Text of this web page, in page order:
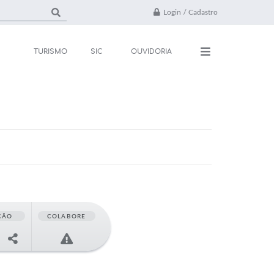
Login / Cadastro
TURISMO SIC OUVIDORIA
COLABORE